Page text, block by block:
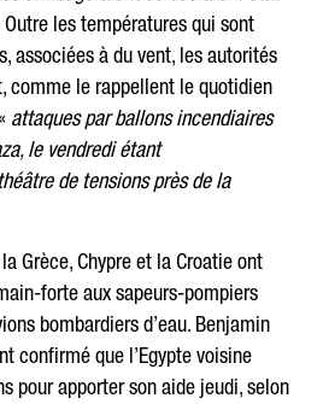
Outre les températures qui sont
associées à du vent, les autorités
comme le rappellent le quotidien
attaques par ballons incendiaires
le vendredi étant
de tensions près de la
Grèce, Chypre et la Croatie ont
forte aux sapeurs-pompiers
bombardiers d’eau. Benjamin
confirmé que l’Egypte voisine
pour apporter son aide jeudi, selon